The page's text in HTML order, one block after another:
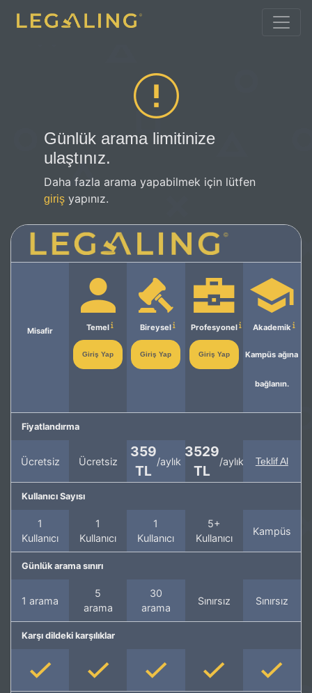
Günlük arama limitinize
ulaştınız.
Daha fazla arama yapabilmek için lütfen
giriş yapınız.
Misafir Temel
Giriş Yap
Bireysel
Giriş Yap
Profesyonel
Giriş Yap
Akademik
Kampüs ağına
bağlanın.
Fiyatlandırma
Ücretsiz Ücretsiz
359
TL
/aylık
3529
TL
/aylık Teklif Al
Kullanıcı Sayısı
1
Kullanıcı
1
Kullanıcı
1
Kullanıcı
5+
Kullanıcı
Kampüs
Günlük arama sınırı
1 arama
5
arama
30
arama
Sınırsız Sınırsız
Karşı dildeki karşılıklar